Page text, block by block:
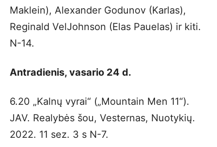
Maklein), Alexander Godunov (Karlas),
Reginald VelJohnson (Elas Pauelas) ir kiti.
N-14.
Antradienis, vasario 24 d.
6.20 „Kalnų vyrai“ („Mountain Men 11“).
JAV. Realybės šou, Vesternas, Nuotykių.
2022. 11 sez. 3 s N-7.